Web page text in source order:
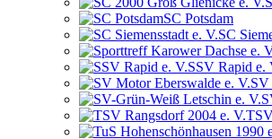
SC Potsdam
SC
SSV Rapid e.
SV